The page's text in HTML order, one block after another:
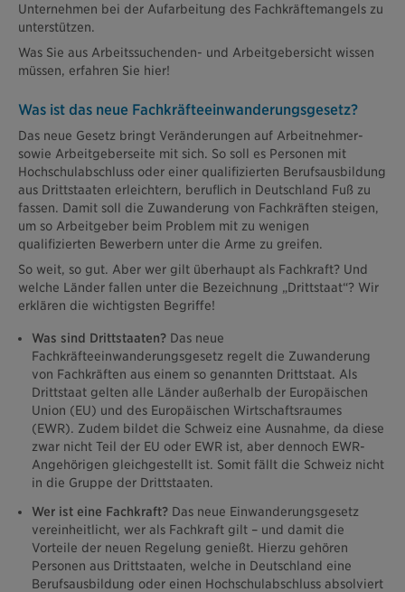
Unternehmen bei der Aufarbeitung des Fachkräftemangels zu
unterstützen.
Was Sie aus Arbeitssuchenden- und Arbeitgebersicht wissen
müssen, erfahren Sie hier!
Was ist das neue Fachkräfteeinwanderungsgesetz?
Das neue Gesetz bringt Veränderungen auf Arbeitnehmer-
sowie Arbeitgeberseite mit sich. So soll es Personen mit
Hochschulabschluss oder einer qualifizierten Berufsausbildung
aus Drittstaaten erleichtern, beruflich in Deutschland Fuß zu
fassen. Damit soll die Zuwanderung von Fachkräften steigen,
um so Arbeitgeber beim Problem mit zu wenigen
qualifizierten Bewerbern unter die Arme zu greifen.
So weit, so gut. Aber wer gilt überhaupt als Fachkraft? Und
welche Länder fallen unter die Bezeichnung „Drittstaat“? Wir
erklären die wichtigsten Begriffe!
Was sind Drittstaaten? Das neue
Fachkräfteeinwanderungsgesetz regelt die Zuwanderung
von Fachkräften aus einem so genannten Drittstaat. Als
Drittstaat gelten alle Länder außerhalb der Europäischen
Union (EU) und des Europäischen Wirtschaftsraumes
(EWR). Zudem bildet die Schweiz eine Ausnahme, da diese
zwar nicht Teil der EU oder EWR ist, aber dennoch EWR-
Angehörigen gleichgestellt ist. Somit fällt die Schweiz nicht
in die Gruppe der Drittstaaten.
Wer ist eine Fachkraft? Das neue Einwanderungsgesetz
vereinheitlicht, wer als Fachkraft gilt – und damit die
Vorteile der neuen Regelung genießt. Hierzu gehören
Personen aus Drittstaaten, welche in Deutschland eine
Berufsausbildung oder einen Hochschulabschluss absolviert